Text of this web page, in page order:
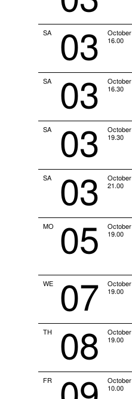
SA 03
October
16.00
SA 03
October
16.30
SA 03
October
19.30
SA 03
October
21.00
MO 05
October
19.00
WE 07
October
19.00
TH 08
October
19.00
FR
October
10.00